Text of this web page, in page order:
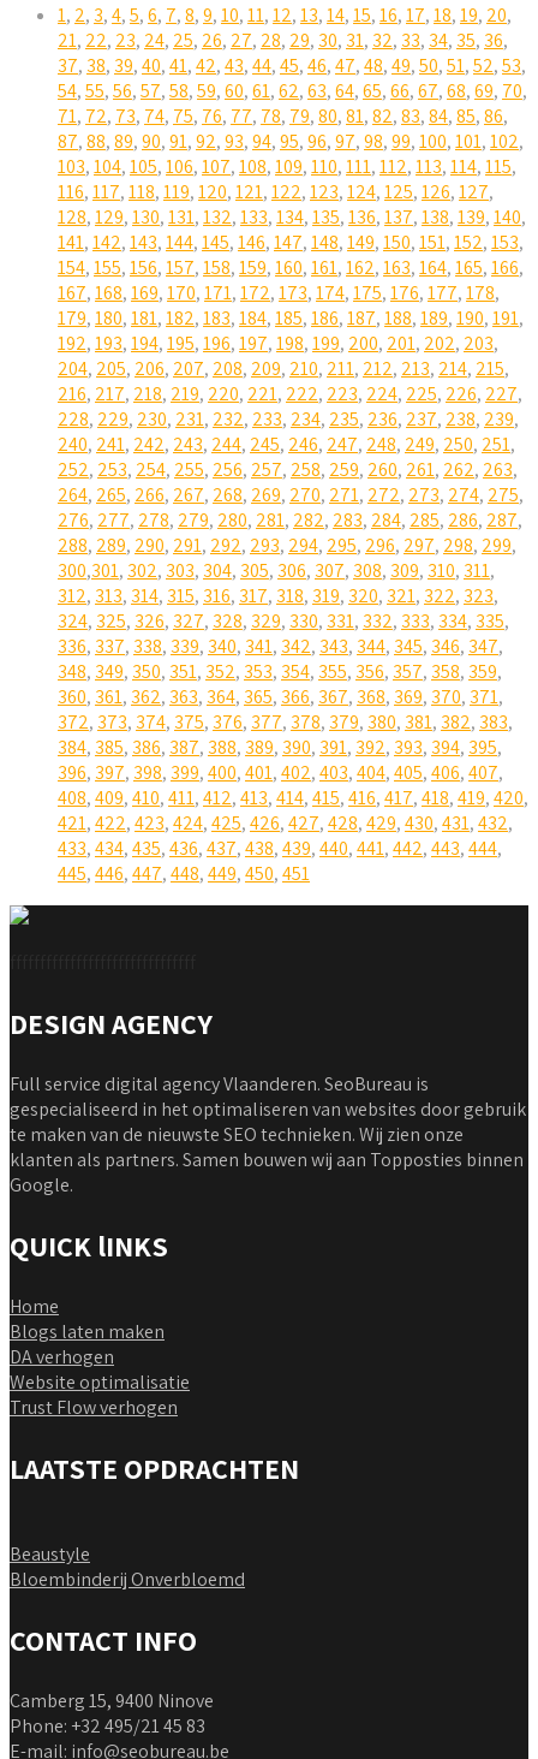
1, 2, 3,4,5,6, 7,8,9,10,11,12,13,14,15,16,17,18,19, 20,
21, 22, 23, 24, 25, 26, 27, 28, 29, 30, 31, 32, 33, 34, 35, 36,
37, 38, 39,40,41,42,43,44,45,46,47,48,49,50,51,52,53,
54,55,56,57,58,59,60,61,62,63,64,65,66,67,68,69, 70,
71, 72, 73, 74, 75, 76, 77, 78, 79,80,81,82,83,84,85,86,
87,88,89,90,91,92,93,94,95,96,97,98,99,100,101,102,
103,104,105,106,107,108,109,110,111,112,113,114,115,
116,117,118,119,120,121,122,123,124,125,126,127,
128,129,130,131,132,133,134,135,136,137,138,139,140,
141,142,143,144,145,146,147,148,149,150,151,152,153,
154,155,156,157,158,159,160,161,162,163,164,165,166,
167,168,169,170,171,172,173,174,175,176,177,178,
179,180,181,182,183,184,185,186,187,188,189,190,191,
192,193,194,195,196,197,198,199, 200, 201, 202, 203,
204, 205, 206, 207, 208, 209, 210, 211, 212, 213, 214, 215,
216, 217, 218, 219, 220, 221, 222, 223, 224, 225, 226, 227,
228, 229, 230, 231, 232, 233, 234, 235, 236, 237, 238, 239,
240, 241, 242, 243, 244, 245, 246, 247, 248, 249, 250, 251,
252, 253, 254, 255, 256, 257, 258, 259, 260, 261, 262, 263,
264, 265, 266, 267, 268, 269, 270, 271, 272, 273, 274, 275,
276, 277, 278, 279, 280, 281, 282, 283, 284, 285, 286, 287,
288, 289, 290, 291, 292, 293, 294, 295, 296, 297, 298, 299,
300,301, 302, 303, 304, 305, 306, 307, 308, 309, 310, 311,
312, 313, 314, 315, 316, 317, 318, 319, 320, 321, 322, 323,
324, 325, 326, 327, 328, 329, 330, 331, 332, 333, 334, 335,
336, 337, 338, 339, 340, 341, 342, 343, 344, 345, 346, 347,
348, 349, 350, 351, 352, 353, 354, 355, 356, 357, 358, 359,
360, 361, 362, 363, 364, 365, 366, 367, 368, 369, 370, 371,
372, 373, 374, 375, 376, 377, 378, 379, 380, 381, 382, 383,
384, 385, 386, 387, 388, 389, 390, 391, 392, 393, 394, 395,
396, 397, 398, 399,400,401,402,403,404,405,406,407,
408,409,410,411,412,413,414,415,416,417,418,419,420,
421,422,423,424,425,426,427,428,429,430,431,432,
433,434,435,436,437,438,439,440,441,442,443,444,
445,446,447,448,449,450,451
DESIGN AGENCY
Full service digital agency Vlaanderen. SeoBureau is
gespecialiseerd in het optimaliseren van websites door gebruik
te maken van de nieuwste SEO technieken. Wij zien onze
klanten als partners. Samen bouwen wij aan Topposties binnen
Google.
QUICK lINKS
Home
Blogs laten maken
DA verhogen
Website optimalisatie
Trust Flow verhogen
LAATSTE OPDRACHTEN
Beaustyle
Bloembinderij Onverbloemd
CONTACT INFO
Camberg 15, 9400 Ninove
Phone: +32 495/21 45 83
E-mail: info@seobureau.be